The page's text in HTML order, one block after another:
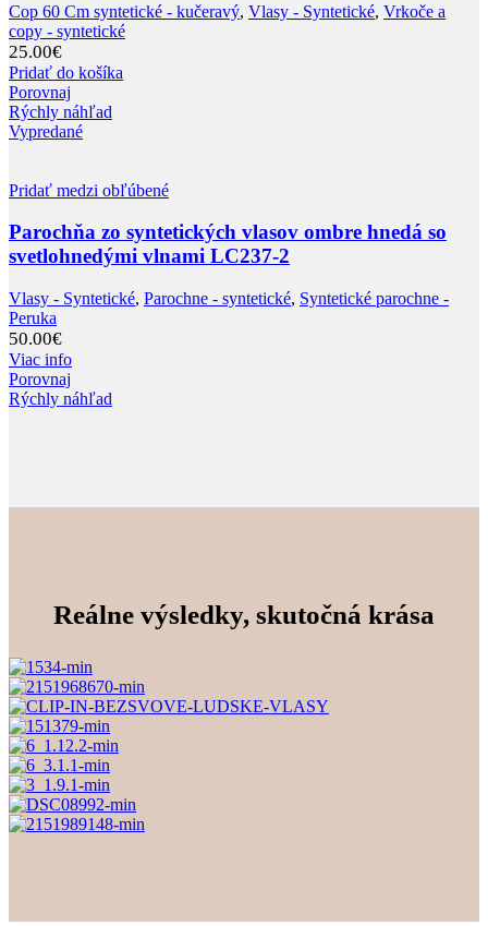
Cop 60 Cm syntetické - kučeravý, Vlasy - Syntetické, Vrkoče a
copy - syntetické
25.00€
Pridať do košíka
Porovnaj
Rýchly náhľad
Vypredané
Pridať medzi obľúbené
Parochňa zo syntetických vlasov ombre hnedá so
svetlohnedými vlnami LC237-2
Vlasy - Syntetické, Parochne - syntetické, Syntetické parochne -
Peruka
50.00€
Viac info
Porovnaj
Rýchly náhľad
Reálne výsledky, skutočná krása